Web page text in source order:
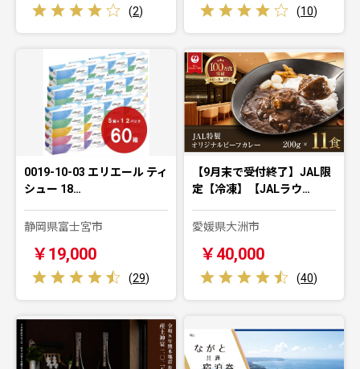
(2) (10)
0019-10-03 エリエール ティ
シュー 18…
静岡県富士宮市
￥19,000
(29)
【9月末で受付終了】JAL限
定【冷凍】【JALラウ…
愛媛県大洲市
￥40,000
(40)